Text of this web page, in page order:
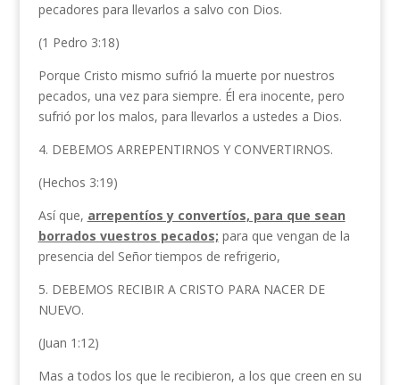
pecadores para llevarlos a salvo con Dios.
(1 Pedro 3:18)
Porque Cristo mismo sufrió la muerte por nuestros
pecados, una vez para siempre. Él era inocente, pero
sufrió por los malos, para llevarlos a ustedes a Dios.
4. DEBEMOS ARREPENTIRNOS Y CONVERTIRNOS.
(Hechos 3:19)
Así que, arrepentíos y convertíos, para que sean
borrados vuestros pecados; para que vengan de la
presencia del Señor tiempos de refrigerio,
5. DEBEMOS RECIBIR A CRISTO PARA NACER DE
NUEVO.
(Juan 1:12)
Mas a todos los que le recibieron, a los que creen en su